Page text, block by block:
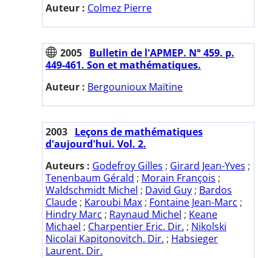
Auteur : Colmez Pierre
2005 Bulletin de l'APMEP. N° 459. p.
449-461. Son et mathématiques.
Auteur : Bergounioux Maïtine
2003 Leçons de mathématiques
d'aujourd'hui. Vol. 2.
Auteurs : Godefroy Gilles ; Girard Jean-Yves ;
Tenenbaum Gérald ; Morain François ;
Waldschmidt Michel ; David Guy ; Bardos
Claude ; Karoubi Max ; Fontaine Jean-Marc ;
Hindry Marc ; Raynaud Michel ; Keane
Michael ; Charpentier Eric. Dir. ; Nikolski
Nicolaï Kapitonovitch. Dir. ; Habsieger
Laurent. Dir.